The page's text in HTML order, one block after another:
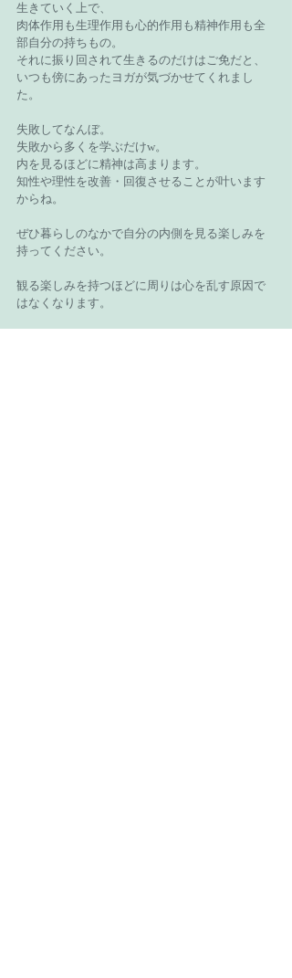
生きていく上で、
肉体作用も生理作用も心的作用も精神作用も全
部自分の持ちもの。
それに振り回されて生きるのだけはご免だと、
いつも傍にあったヨガが気づかせてくれまし
た。
失敗してなんぼ。
失敗から多くを学ぶだけw。
内を見るほどに精神は高まります。
知性や理性を改善・回復させることが叶います
からね。
ぜひ暮らしのなかで自分の内側を見る楽しみを
持ってください。
観る楽しみを持つほどに周りは心を乱す原因で
はなくなります。